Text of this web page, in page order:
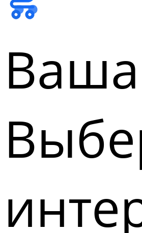
Ваша